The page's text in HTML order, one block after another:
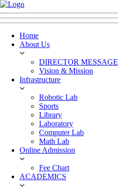
Home
About Us
DIRECTOR MESSAGE
Vision & Mission
Infrastructure
Robotic Lab
Sports
Library
Laboratory
Computer Lab
Math Lab
Online Admission
Fee Chart
ACADEMICS